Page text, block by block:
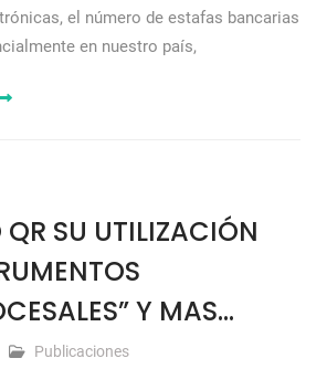
el número de estafas bancarias
en nuestro país,
SU UTILIZACIÓN
Y MAS…
Publicaciones